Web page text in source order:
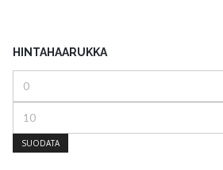
HINTAHAARUKKA
SUODATA